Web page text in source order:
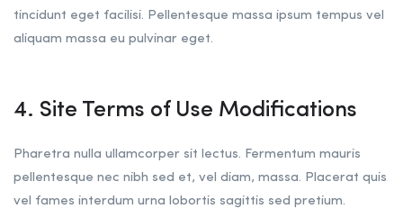
tincidunt eget facilisi. Pellentesque massa ipsum tempus vel
aliquam massa eu pulvinar eget.
4. Site Terms of Use Modifications
Pharetra nulla ullamcorper sit lectus. Fermentum mauris
pellentesque nec nibh sed et, vel diam, massa. Placerat quis
vel fames interdum urna lobortis sagittis sed pretium.